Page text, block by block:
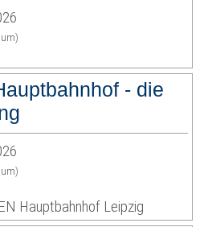
- die
Hauptbahnhof Leipzig